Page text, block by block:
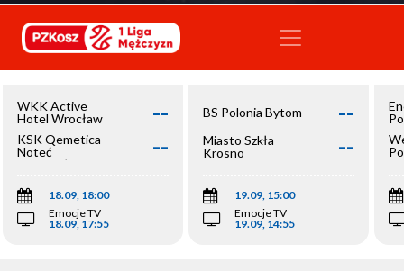
WKK Active
Hotel Wrocław
--
KSK Qemetica
Noteć
Inowrocław
--
18.09, 18:00
Emocje TV
18.09, 17:55
BS Polonia Bytom --
Miasto Szkła
Krosno
--
19.09, 15:00
Emocje TV
19.09, 14:55